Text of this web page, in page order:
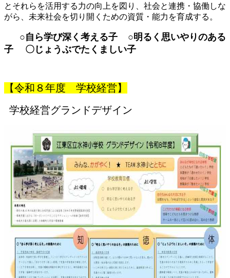
とそれらを活用する力の向上を図り、社会と連携・協働しな
がら、未来社会を切り開くための資質・能力を育成する。
○自ら学び深く考える子 ○明るく思いやりのある
子 〇じょうぶでたくましい子
【令和８年度 学校経営】
学校経営グランドデザイン